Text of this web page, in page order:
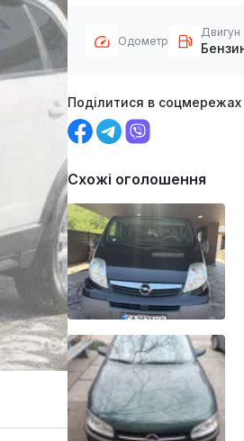
Одометр
Двигун
Поділитися в соцмережах
Схожі оголошення